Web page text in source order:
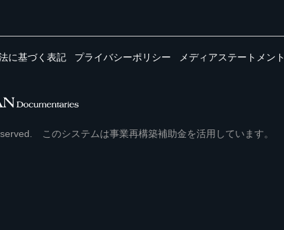
に基づく表記 プライバシーポリシー メディアステートメント
このシステムは事業再構築補助金を活用しています。